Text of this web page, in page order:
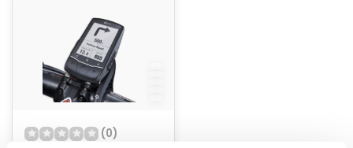
(0)